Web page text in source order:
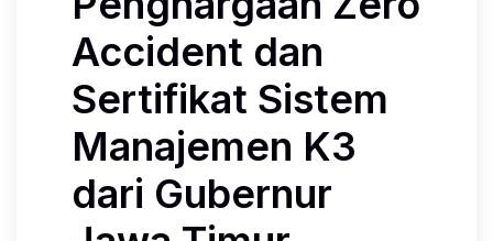
Accident dan
Sertifikat Sistem
Manajemen K3
dari Gubernur